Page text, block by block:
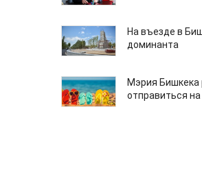
На въезде в
доминанта
Мэрия Бишкека
отправиться